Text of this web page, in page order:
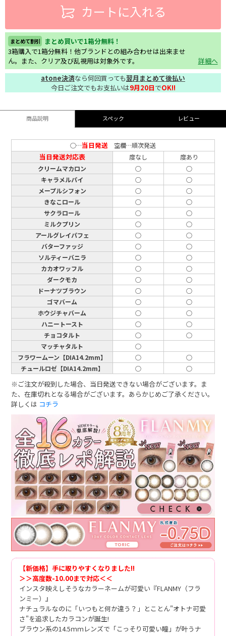
カートに入れる
まとめて割引
まとめ買いで1箱分無料！
3箱購入で1箱分無料！他ブランドとの組み合わせは出来ませ
ん。また、クリア及び乱視用は対象外です。
詳細へ
atone決済なら何回買っても翌月まとめて後払い
今日ご注文でもお支払いは9月20日でOK!!
商品説明 スペック レビュー
○…当日発送 空欄…順次発送
当日発送対応表 度なし
度あり
クリームマカロン
○
○
キャラメルパイ
○
○
メープルシフォン
○
○
きなこロール
○
○
サクラロール
○
○
ミルクプリン
○
○
アールグレイパフェ
○
○
バターファッジ
○
○
ソルティーバニラ
○
○
カカオワッフル
○
○
ダークモカ
○
○
ドーナツブラウン
○
○
ゴマバーム
○
○
ホウジチャバーム
○
○
ハニートースト
○
○
チョコタルト
○
○
マッチャタルト
○
フラワームーン【DIA14.2mm】
○
○
チュールロゼ【DIA14.2mm】
○ ○
※ご注文が殺到した場合、当日発送できない場合がございます。ま
た、在庫切れとなる場合がございます。あらかじめご了承ください。
詳しくは コチラ
【新価格】手に取りやすくなりました!!
＞＞高度数-10.00まで対応＜＜
インスタ映えしそうなカラーネームが可愛い『FLANMY（フラ
ンミー）』
ナチュラルなのに「いつもと何か違う？」とことん"オトナ可愛
さ"を追求したカラコンが誕生!
ブラウン系の14.5ｍｍレンズで「こっそり可愛い瞳」が叶うナ